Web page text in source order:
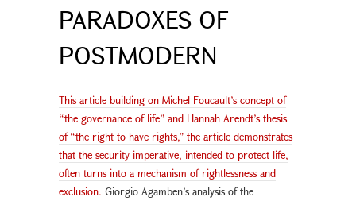
PARADOXES OF
POSTMODERN
This article building on Michel Foucault’s concept of
“the governance of life” and Hannah Arendt’s thesis
of “the right to have rights,” the article demonstrates
that the security imperative, intended to protect life,
often turns into a mechanism of rightlessness and
exclusion. Giorgio Agamben’s analysis of the